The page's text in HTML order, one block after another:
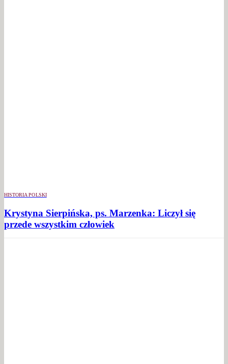
HISTORIA POLSKI
Krystyna Sierpińska, ps. Marzenka: Liczył się
przede wszystkim człowiek